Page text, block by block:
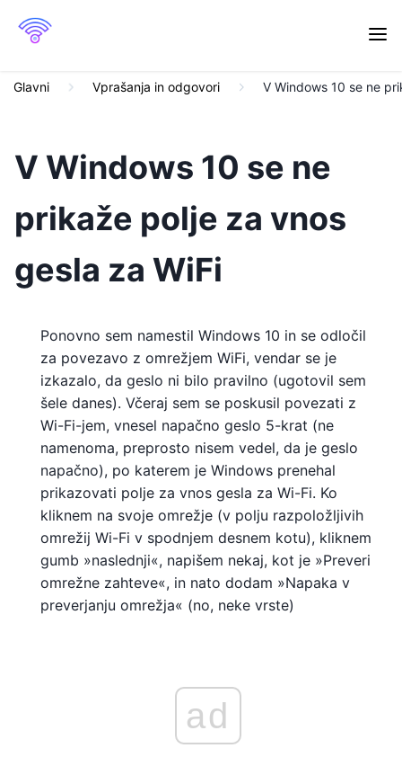
Glavni Vprašanja in odgovori V Windows 10 se ne
V Windows 10 se ne
prikaže polje za vnos
gesla za WiFi
Ponovno sem namestil Windows 10 in se odločil
za povezavo z omrežjem WiFi, vendar se je
izkazalo, da geslo ni bilo pravilno (ugotovil sem
šele danes). Včeraj sem se poskusil povezati z
Wi-Fi-jem, vnesel napačno geslo 5-krat (ne
namenoma, preprosto nisem vedel, da je geslo
napačno), po katerem je Windows prenehal
prikazovati polje za vnos gesla za Wi-Fi. Ko
kliknem na svoje omrežje (v polju razpoložljivih
omrežij Wi-Fi v spodnjem desnem kotu), kliknem
gumb »naslednji«, napišem nekaj, kot je »Preveri
omrežne zahteve«, in nato dodam »Napaka v
preverjanju omrežja« (no, neke vrste)
ad